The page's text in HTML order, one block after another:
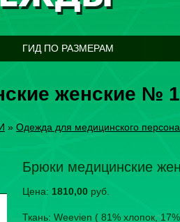
ГИД ПО РАЗМЕРАМ
женские №
» Одежда для медицинского
Брюки медицинские
Цена: 1810,00 руб.
Ткань: Weevien ( 81% хлопок,